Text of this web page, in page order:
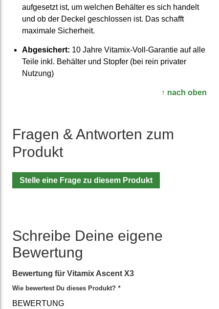
aufgesetzt ist, um welchen Behälter es sich handelt
und ob der Deckel geschlossen ist. Das schafft
maximale Sicherheit.
Ab­gesichert: 10 Jahre Vitamix-Voll-Garantie auf alle
Teile inkl. Behälter und Stopfer (bei rein privater
Nutzung)
↑ nach oben
Fragen & Antworten zum
Produkt
Stelle eine Frage zu diesem Produkt
Schreibe Deine eigene
Bewertung
Bewertung für Vitamix Ascent X3
Wie bewertest Du dieses Produkt? *
BEWERTUNG